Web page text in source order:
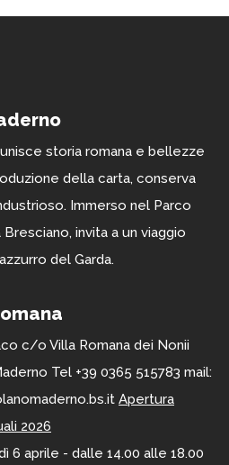
storia romana e bellezze
della carta, conserva
Immerso nel Parco
invita a un viaggio
del Garda.
c/o Villa Romana dei Nonii
Tel +39 0365 515783 mail:
Apertura
2026
6 aprile - dalle 14.00 alle 18.00